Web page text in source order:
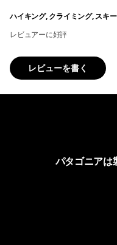
ハイキング, クライミング, スキ
レビュアーに好評
レビューを書く
パタゴニアは